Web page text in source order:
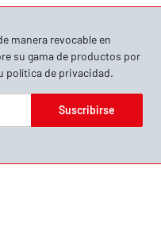
manera revocable en
su gama de productos por
política de privacidad.
Suscribirse